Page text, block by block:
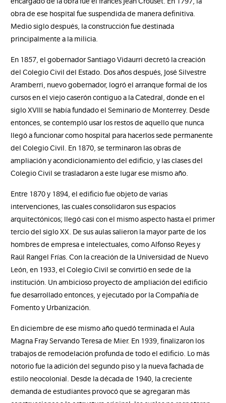
obra de ese hospital fue suspendida de manera definitiva.
Medio siglo después, la construcción fue destinada
principalmente a la milicia.
En 1857, el gobernador Santiago Vidaurri decretó la creación
del Colegio Civil del Estado. Dos años después, José Silvestre
Aramberri, nuevo gobernador, logró el arranque formal de los
cursos en el viejo caserón contiguo a la Catedral, donde en el
siglo XVIII se había fundado el Seminario de Monterrey. Desde
entonces, se contempló usar los restos de aquello que nunca
llegó a funcionar como hospital para hacerlos sede permanente
del Colegio Civil. En 1870, se terminaron las obras de
ampliación y acondicionamiento del edificio, y las clases del
Colegio Civil se trasladaron a este lugar ese mismo año.
Entre 1870 y 1894, el edificio fue objeto de varias
intervenciones, las cuales consolidaron sus espacios
arquitectónicos; llegó casi con el mismo aspecto hasta el primer
tercio del siglo XX. De sus aulas salieron la mayor parte de los
hombres de empresa e intelectuales, como Alfonso Reyes y
Raúl Rangel Frías. Con la creación de la Universidad de Nuevo
León, en 1933, el Colegio Civil se convirtió en sede de la
institución. Un ambicioso proyecto de ampliación del edificio
fue desarrollado entonces, y ejecutado por la Compañía de
Fomento y Urbanización.
En diciembre de ese mismo año quedó terminada el Aula
Magna Fray Servando Teresa de Mier. En 1939, finalizaron los
trabajos de remodelación profunda de todo el edificio. Lo más
notorio fue la adición del segundo piso y la nueva fachada de
estilo neocolonial. Desde la década de 1940, la creciente
demanda de estudiantes provocó que se agregaran más